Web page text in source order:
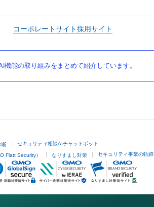
コーポレートサイト採用サイト
能の取り組みをまとめて紹介しています。
断 セキュリティ相談AIチャットボット
Flatt Security） なりすまし対策 セキュリティ事業の軌跡